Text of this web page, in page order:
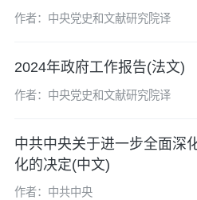
作者：中央党史和文献研究院译
2024年政府工作报告(法文)
作者：中央党史和文献研究院译
中共中央关于进一步全面深
化的决定(中文)
作者：中共中央